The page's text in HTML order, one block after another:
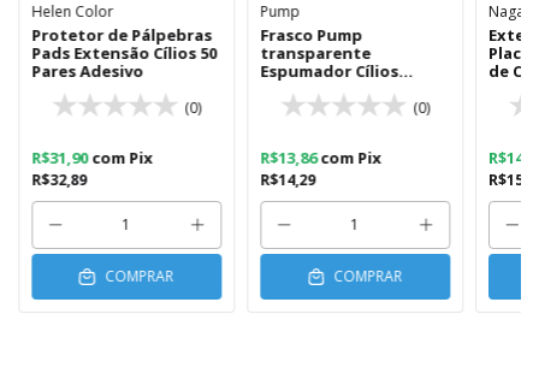
Helen Color
Protetor de Pálpebras
Pads Extensão Cílios 50
Pares Adesivo
(0)
R$32,89
R$31,90com Pix
COMPRAR
Pump
Frasco Pump
transparente
Espumador Cílios
(0)
R$14,29
R$13,86com Pix
COMPRAR
Placa
de